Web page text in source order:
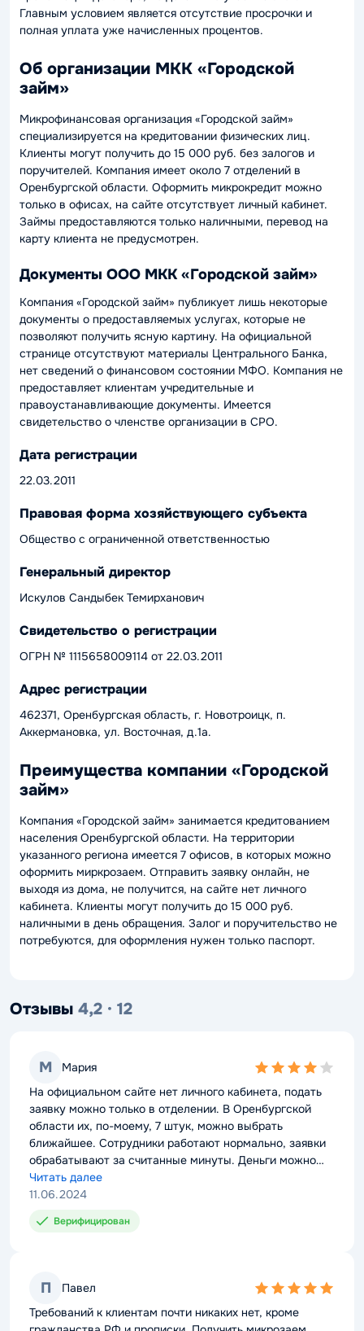
Главным условием является отсутствие просрочки и
полная уплата уже начисленных процентов.
Об организации МКК «Городской
займ»
Микрофинансовая организация «Городской займ»
специализируется на кредитовании физических лиц.
Клиенты могут получить до 15 000 руб. без залогов и
поручителей. Компания имеет около 7 отделений в
Оренбургской области. Оформить микрокредит можно
только в офисах, на сайте отсутствует личный кабинет.
Займы предоставляются только наличными, перевод на
карту клиента не предусмотрен.
Документы ООО МКК «Городской займ»
Компания «Городской займ» публикует лишь некоторые
документы о предоставляемых услугах, которые не
позволяют получить ясную картину. На официальной
странице отсутствуют материалы Центрального Банка,
нет сведений о финансовом состоянии МФО. Компания не
предоставляет клиентам учредительные и
правоустанавливающие документы. Имеется
свидетельство о членстве организации в СРО.
Дата регистрации
22.03.2011
Правовая форма хозяйствующего субъекта
Общество с ограниченной ответственностью
Генеральный директор
Искулов Сандыбек Темирханович
Свидетельство о регистрации
ОГРН № 1115658009114 от 22.03.2011
Адрес регистрации
462371, Оренбургская область, г. Новотроицк, п.
Аккермановка, ул. Восточная, д.1а.
Преимущества компании «Городской
займ»
Компания «Городской займ» занимается кредитованием
населения Оренбургской области. На территории
указанного региона имеется 7 офисов, в которых можно
оформить миркрозаем. Отправить заявку онлайн, не
выходя из дома, не получится, на сайте нет личного
кабинета. Клиенты могут получить до 15 000 руб.
наличными в день обращения. Залог и поручительство не
потребуются, для оформления нужен только паспорт.
Отзывы 4,2 · 12
М Мария
4,0
rating
На официальном сайте нет личного кабинета, подать
заявку можно только в отделении. В Оренбургской
области их, по-моему, 7 штук, можно выбрать
ближайшее. Сотрудники работают нормально, заявки
обрабатывают за считанные минуты. Деньги можно
получить наличными из кассы в день обращения.
Читать далее
11.06.2024
Верифицирован
П Павел
5,0
rating
Требований к клиентам почти никаких нет, кроме